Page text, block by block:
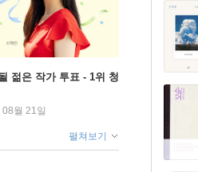
젊은 작가 투표 - 1위 청
월 21일
펼쳐보기